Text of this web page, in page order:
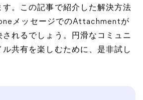
。この記事で紹介した解決方法
メッセージでのAttachmentが
されるでしょう。円滑なコミュニ
共有を楽しむために、是非試し